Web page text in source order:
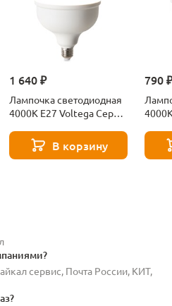
1 640 ₽
Лампочка светодиодная
4000К Е27 Voltega Серия
В корзину
790
сервис, Почта России, КИТ,